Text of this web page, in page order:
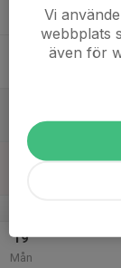
19
Mån
Vi
webbplats
även för